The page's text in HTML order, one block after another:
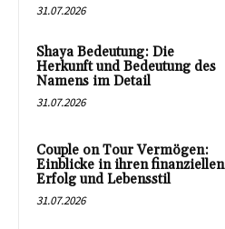
31.07.2026
Shaya Bedeutung: Die
Herkunft und Bedeutung des
Namens im Detail
31.07.2026
Couple on Tour Vermögen:
Einblicke in ihren finanziellen
Erfolg und Lebensstil
31.07.2026